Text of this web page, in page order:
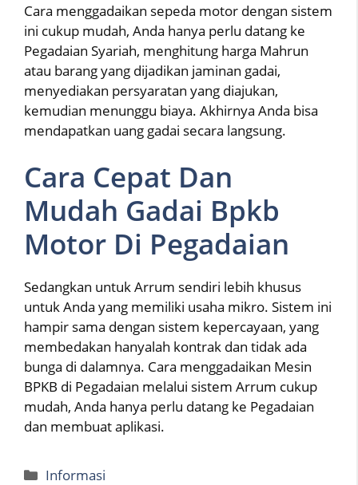
Cara menggadaikan sepeda motor dengan sistem
ini cukup mudah, Anda hanya perlu datang ke
Pegadaian Syariah, menghitung harga Mahrun
atau barang yang dijadikan jaminan gadai,
menyediakan persyaratan yang diajukan,
kemudian menunggu biaya. Akhirnya Anda bisa
mendapatkan uang gadai secara langsung.
Cara Cepat Dan
Mudah Gadai Bpkb
Motor Di Pegadaian
Sedangkan untuk Arrum sendiri lebih khusus
untuk Anda yang memiliki usaha mikro. Sistem ini
hampir sama dengan sistem kepercayaan, yang
membedakan hanyalah kontrak dan tidak ada
bunga di dalamnya. Cara menggadaikan Mesin
BPKB di Pegadaian melalui sistem Arrum cukup
mudah, Anda hanya perlu datang ke Pegadaian
dan membuat aplikasi.
Categories
Informasi